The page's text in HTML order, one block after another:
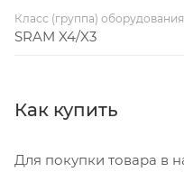
Класс (группа) оборудования
SRAM X4/X3
Как купить
Для покупки товара в